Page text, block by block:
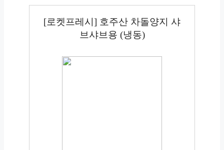
[로켓프레시] 호주산 차돌양지 샤
브샤브용 (냉동)